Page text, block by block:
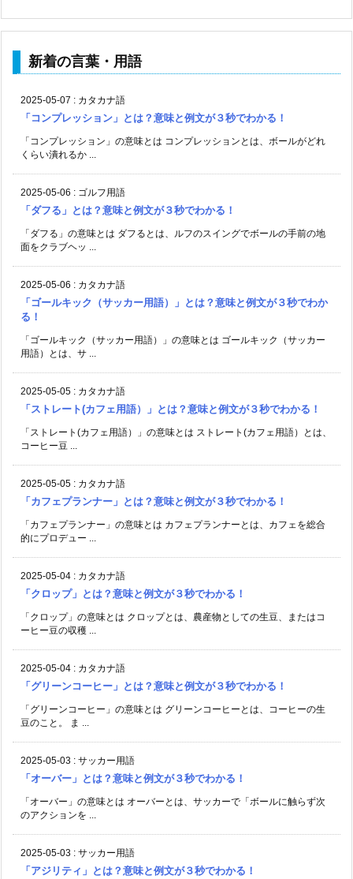
新着の言葉・用語
2025-05-07 : カタカナ語
「コンプレッション」とは？意味と例文が３秒でわかる！
「コンプレッション」の意味とは コンプレッションとは、ボールがどれ
くらい潰れるか ...
2025-05-06 : ゴルフ用語
「ダフる」とは？意味と例文が３秒でわかる！
「ダフる」の意味とは ダフるとは、ルフのスイングでボールの手前の地
面をクラブヘッ ...
2025-05-06 : カタカナ語
「ゴールキック（サッカー用語）」とは？意味と例文が３秒でわか
る！
「ゴールキック（サッカー用語）」の意味とは ゴールキック（サッカー
用語）とは、サ ...
2025-05-05 : カタカナ語
「ストレート(カフェ用語）」とは？意味と例文が３秒でわかる！
「ストレート(カフェ用語）」の意味とは ストレート(カフェ用語）とは、
コーヒー豆 ...
2025-05-05 : カタカナ語
「カフェプランナー」とは？意味と例文が３秒でわかる！
「カフェプランナー」の意味とは カフェプランナーとは、カフェを総合
的にプロデュー ...
2025-05-04 : カタカナ語
「クロップ」とは？意味と例文が３秒でわかる！
「クロップ」の意味とは クロップとは、農産物としての生豆、またはコ
ーヒー豆の収穫 ...
2025-05-04 : カタカナ語
「グリーンコーヒー」とは？意味と例文が３秒でわかる！
「グリーンコーヒー」の意味とは グリーンコーヒーとは、コーヒーの生
豆のこと。 ま ...
2025-05-03 : サッカー用語
「オーバー」とは？意味と例文が３秒でわかる！
「オーバー」の意味とは オーバーとは、サッカーで「ボールに触らず次
のアクションを ...
2025-05-03 : サッカー用語
「アジリティ」とは？意味と例文が３秒でわかる！